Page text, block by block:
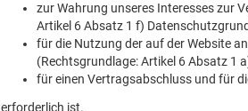
zur Wahrung unseres Interesses zur
Artikel 6 Absatz 1 f)
für die Nutzung der auf der Website
(Rechtsgrundlage: Artikel 6 Absatz 1
für einen Vertragsabschluss und für
erforderlich ist.